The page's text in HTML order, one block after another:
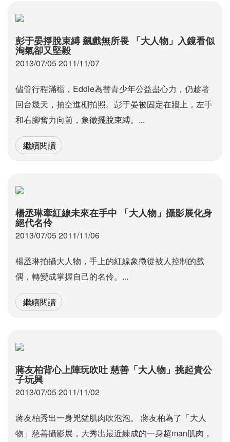
彭于晏掙脫束縛 飆戲無所畏 「大人物」入鏡看似
淘氣卻又堅毅
2013/07/05 2011/11/07
儘管行程滿檔，Eddie為替青少年公益盡心力，仍趁著
回台幾天，抽空進棚拍照。彭于晏被固定在牆上，左手
和右腳奮力向前，象徵擺脫束縛。...
繼續閱讀
楊丞琳牽紅線未來在手中 「大人物」攝影展化身
絕代名伶
2013/07/05 2011/11/06
楊丞琳拍攝大人物，手上的紅線象徵從被人控制的戲
偶，轉變成掌握自己的名伶。...
繼續閱讀
蔣友柏背心上陣玩吹吐 慈善「大人物」挑起貴公
子玩興
2013/07/05 2011/11/02
蔣友柏秀出一身兇猛肌肉吹泡泡。 蔣友柏為了「大人
物」慈善攝影展，大秀出最近練成的一身超man肌肉，